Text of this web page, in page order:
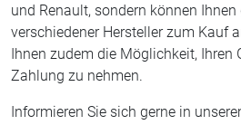
und Renault, sondern können
verschiedener Hersteller zum Kauf
Ihnen zudem die Möglichkeit, Ihren
Zahlung zu nehmen.
Informieren Sie sich gerne in